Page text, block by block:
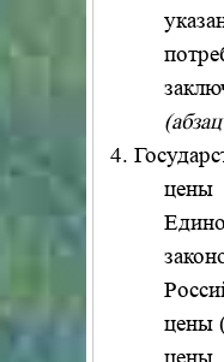
4.
цены
цены